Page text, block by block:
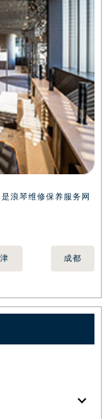
浪琴维修保养服务网
成都